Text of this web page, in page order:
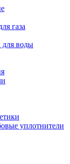
газа
для воды
уплотнители